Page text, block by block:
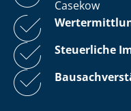
Casekow
Steuerliche